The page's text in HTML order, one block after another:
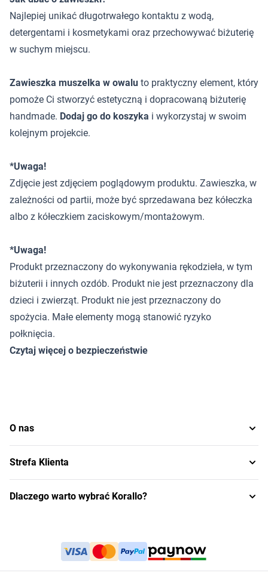
Najlepiej unikać długotrwałego kontaktu z wodą,
detergentami i kosmetykami oraz przechowywać biżuterię
w suchym miejscu.
Zawieszka muszelka w owalu to praktyczny element, który
pomoże Ci stworzyć estetyczną i dopracowaną biżuterię
handmade. Dodaj go do koszyka i wykorzystaj w swoim
kolejnym projekcie.
*Uwaga!
Zdjęcie jest zdjęciem poglądowym produktu. Zawieszka, w
zależności od partii, może być sprzedawana bez kółeczka
albo z kółeczkiem zaciskowym/montażowym.
*Uwaga!
Produkt przeznaczony do wykonywania rękodzieła, w tym
biżuterii i innych ozdób. Produkt nie jest przeznaczony dla
dzieci i zwierząt. Produkt nie jest przeznaczony do
spożycia. Małe elementy mogą stanowić ryzyko
połknięcia.
Czytaj więcej o bezpieczeństwie
O nas
Strefa Klienta
Dlaczego warto wybrać Korallo?